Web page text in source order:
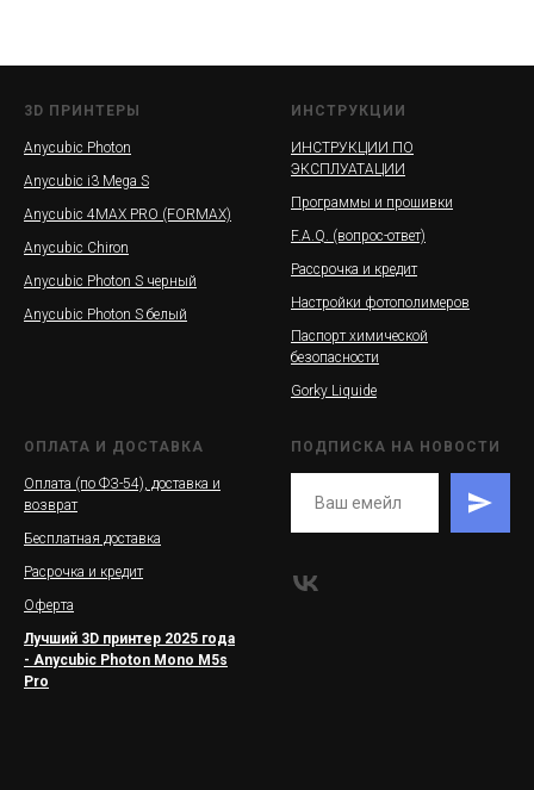
3D ПРИНТЕРЫ
Anycubic Photon
Anycubic i3 Mega S
Anycubic 4MAX PRO (FORMAX)
Anycubic Chiron
Anycubic Photon S черный
Anycubic Photon S белый
ИНСТРУКЦИИ
ИНСТРУКЦИИ ПО
ЭКСПЛУАТАЦИИ
Программы и прошивки
F.A.Q. (вопрос-ответ)
Рассрочка и кредит
Настройки фотополимеров
Паспорт химической
безопасности
Gorky Liquide
ОПЛАТА И ДОСТАВКА
Оплата (по ФЗ-54), доставка и
возврат
Бесплатная доставка
Расрочка и кредит
Оферта
Лучший 3D принтер 2025 года
- Anycubic Photon Mono M5s
Pro
ПОДПИСКА НА НОВОСТИ